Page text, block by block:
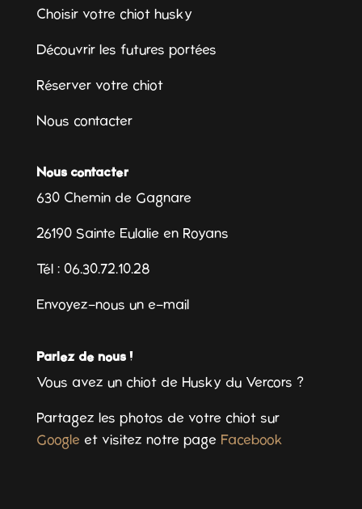
Choisir votre chiot husky
Découvrir les futures portées
Réserver votre chiot
Nous contacter
Nous contacter
630 Chemin de Gagnare
26190 Sainte Eulalie en Royans
Tél : 06.30.72.10.28
Envoyez-nous un e-mail
Parlez de nous !
Vous avez un chiot de Husky du Vercors ?
Partagez les photos de votre chiot sur
Google et visitez notre page Facebook